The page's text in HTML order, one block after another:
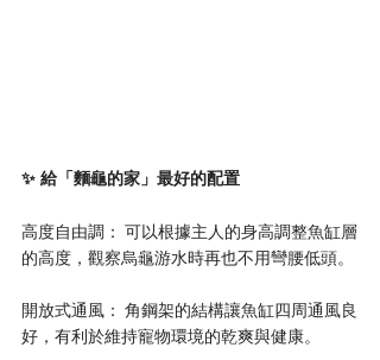
✨ 給「麵龜的家」最好的配置
高度自由調： 可以根據主人的身高調整魚缸層
的高度，觀察烏龜游水時再也不用彎腰低頭。
開放式通風： 角鋼架的結構讓魚缸四周通風良
好，有利於維持寵物環境的乾爽與健康。